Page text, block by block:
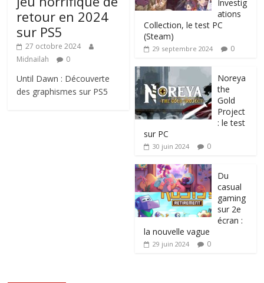
retour en 2024
sur PS5
27 octobre 2024
Midnailah
0
Until Dawn : Découverte
des graphismes sur PS5
Investig
ations
Collection, le test PC
(Steam)
29 septembre 2024 0
Noreya
the
Gold
Project
: le test
sur PC
30 juin 2024 0
Du
casual
gaming
sur 2e
écran :
la nouvelle vague
29 juin 2024 0